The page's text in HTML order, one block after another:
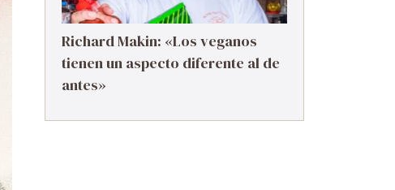
Richard Makin: «Los veganos
tienen un aspecto diferente al de
antes»